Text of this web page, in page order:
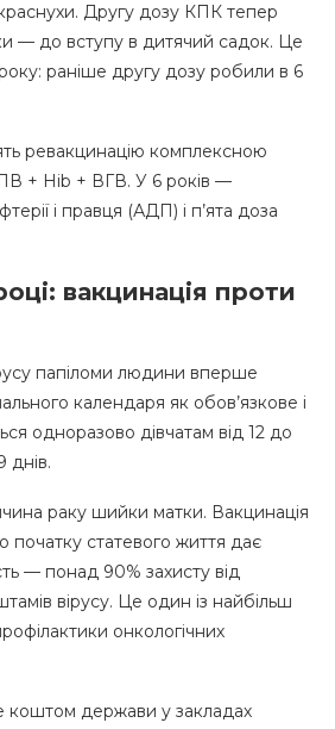
краснухи. Другу дозу КПК тепер
— до вступу в дитячий садок. Це
раніше другу дозу робили в 6
ревакцинацію комплексною
+ Hib + ВГВ. У 6 років —
і правця (АДП) і п’ята доза
вакцинація проти
папіломи людини вперше
календаря як обов’язкове і
одноразово дівчатам від 12 до
днів.
раку шийки матки. Вакцинація
початку статевого життя дає
— понад 90% захисту від
вірусу. Це один із найбільш
онкологічних
держави у закладах